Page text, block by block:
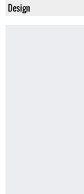
Design